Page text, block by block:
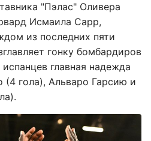
"Пэлас" Оливера
Исмаила Сарр,
из последних пяти
гонку бомбардиров
главная надежда
(4 гола), Альваро Гарсию и